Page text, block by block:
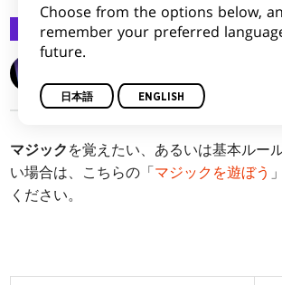
Feature 2012/12/31
マジックを覚えたい、あるいは基本ルー
い場合は、こちらの「マジックを遊ぼう
ください。
Choose from the options below,
remember your preferred
future.
日本語 ENGLISH